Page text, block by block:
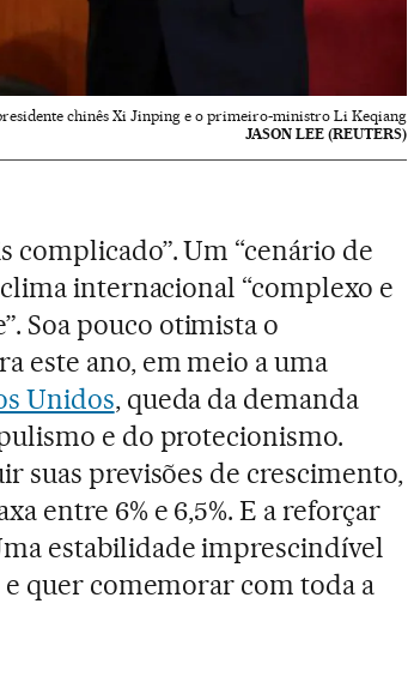
chinês Xi Jinping e o primeiro-ministro Li Keqiang
JASON LEE (REUTERS)
complicado”. Um “cenário de
internacional “complexo e
Soa pouco otimista o
este ano, em meio a uma
Unidos, queda da demanda
e do protecionismo.
suas previsões de crescimento,
entre 6% e 6,5%. E a reforçar
estabilidade imprescindível
e quer comemorar com toda a